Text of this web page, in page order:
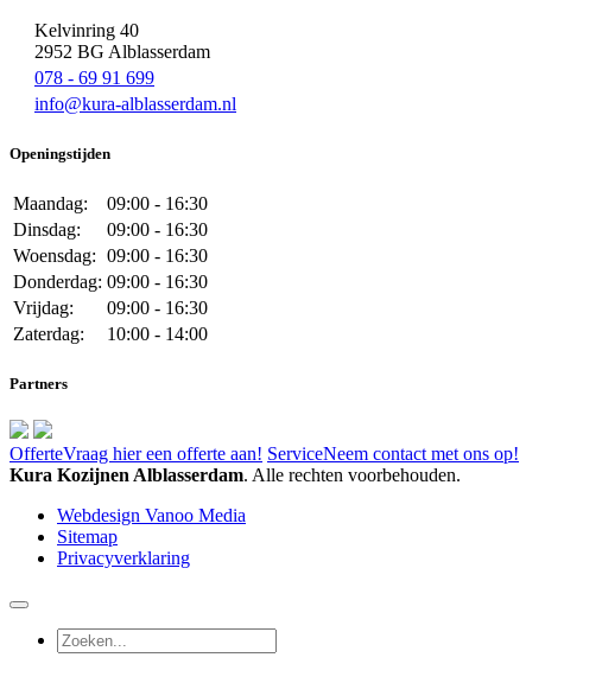
Kelvinring 40
2952 BG Alblasserdam
078 - 69 91 699
info@kura-alblasserdam.nl
Openingstijden
Maandag:
09:00 - 16:30
Dinsdag:
09:00 - 16:30
Woensdag: 09:00 - 16:30
Donderdag: 09:00 - 16:30
Vrijdag:
09:00 - 16:30
Zaterdag:
10:00 - 14:00
Partners
OfferteVraag hier een offerte aan! ServiceNeem contact met ons op!
Kura Kozijnen Alblasserdam. Alle rechten voorbehouden.
Webdesign Vanoo Media
Sitemap
Privacyverklaring